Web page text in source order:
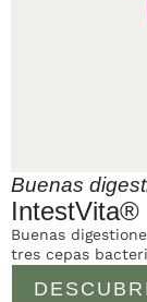
Buenas
IntestVita®
Buenas
tres cepas